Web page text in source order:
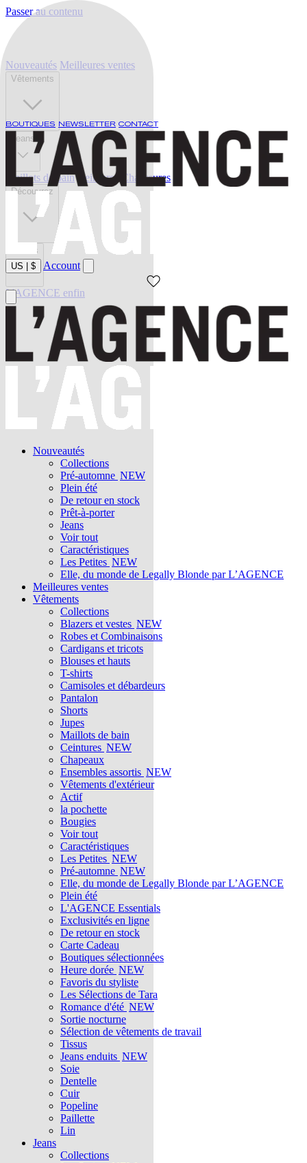
Passer au contenu
BOUTIQUES NEWSLETTER CONTACT
US $ Account
Nouveautés
Collections
Pré-automne NEW
Plein été
De retour en stock
Prêt-à-porter
Jeans
Voir tout
Caractéristiques
Les Petites NEW
Elle, du monde de Legally Blonde par L’AGENCE
Meilleures ventes
Vêtements
Collections
Blazers et vestes NEW
Robes et Combinaisons
Cardigans et tricots
Blouses et hauts
T-shirts
Camisoles et débardeurs
Pantalon
Shorts
Jupes
Maillots de bain
Ceintures NEW
Chapeaux
Ensembles assortis NEW
Vêtements d'extérieur
Actif
la pochette
Bougies
Voir tout
Caractéristiques
Les Petites NEW
Pré-automne NEW
Elle, du monde de Legally Blonde par L’AGENCE
Plein été
L'AGENCE Essentials
Exclusivités en ligne
De retour en stock
Carte Cadeau
Boutiques sélectionnées
Heure dorée NEW
Favoris du styliste
Les Sélections de Tara
Romance d'été NEW
Sortie nocturne
Sélection de vêtements de travail
Tissus
Jeans enduits NEW
Soie
Dentelle
Cuir
Popeline
Paillette
Lin
Jeans
Collections
Nouveautés Meilleures ventes
Vêtements
Jeans
Maillots de bain Ceintures Chaussures
Découvrez
Soldes
L'AGENCE enfin